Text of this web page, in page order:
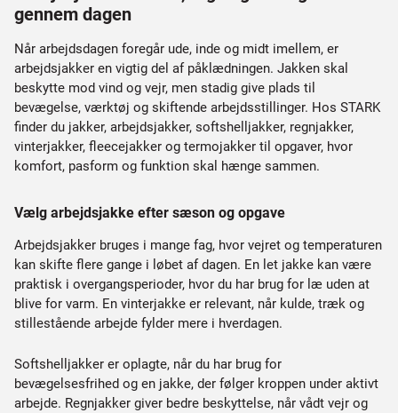
gennem dagen
Når arbejdsdagen foregår ude, inde og midt imellem, er
arbejdsjakker en vigtig del af påklædningen. Jakken skal
beskytte mod vind og vejr, men stadig give plads til
bevægelse, værktøj og skiftende arbejdsstillinger. Hos STARK
finder du jakker, arbejdsjakker, softshelljakker, regnjakker,
vinterjakker, fleecejakker og termojakker til opgaver, hvor
komfort, pasform og funktion skal hænge sammen.
Vælg arbejdsjakke efter sæson og opgave
Arbejdsjakker bruges i mange fag, hvor vejret og temperaturen
kan skifte flere gange i løbet af dagen. En let jakke kan være
praktisk i overgangsperioder, hvor du har brug for læ uden at
blive for varm. En vinterjakke er relevant, når kulde, træk og
stillestående arbejde fylder mere i hverdagen.
Softshelljakker er oplagte, når du har brug for
bevægelsesfrihed og en jakke, der følger kroppen under aktivt
arbejde. Regnjakker giver bedre beskyttelse, når vådt vejr og